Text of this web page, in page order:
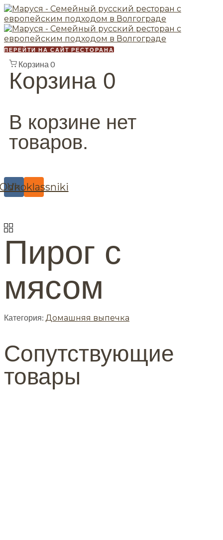
ПЕРЕЙТИ НА САЙТ РЕСТОРАНА
Корзина 0
Корзина 0
В корзине нет
товаров.
Vk
Пирог с
мясом
Категория: Домашняя выпечка
Сопутствующие
товары